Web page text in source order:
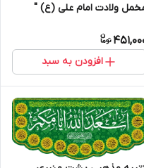
ولادت امام علی (ع) "
افزودن به سبد